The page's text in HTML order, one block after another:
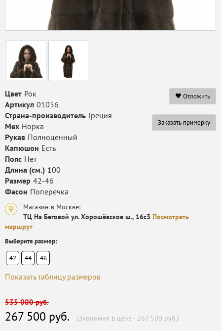
Отложить
Заказать примерку
Цвет Рок
Артикул 01056
Страна-производитель Греция
Мех Норка
Рукав Полноценный
Капюшон Есть
Пояс Нет
Длина (см.) 100
Размер 42-46
Фасон Поперечка
Магазин в Москве:
ТЦ На Беговой ул. Хорошёвское ш., 16с3 Посмотреть
маршрут
Выберите размер:
42
44 46
Показать таблицу размеров
535 000 руб.
267 500 руб. (Экономия в цене - 267 500 руб.)